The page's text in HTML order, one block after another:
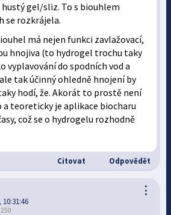
gel/sliz. To s biouhlem
se rozkrájela.
má nejen funkci zavlažovací,
hnojiva (to hydrogel trochu taky
vyplavování do spodních vod a
tak účinný ohledně hnojení by
hodí, že. Akorát to prostě není
a teoreticky je aplikace biocharu
což se o hydrogelu rozhodně
Citovat Odpovědět
⋮
10:31:46